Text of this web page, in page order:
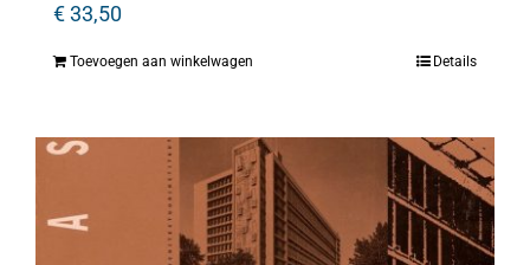
€33,50
Toevoegen aan winkelwagen Details